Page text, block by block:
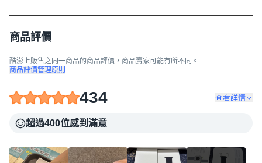
商品評價
酷澎上販售之同一商品的商品評價，商品賣家可能有所不同。
商品評價管理原則
434 查看詳情
超過400位感到滿意